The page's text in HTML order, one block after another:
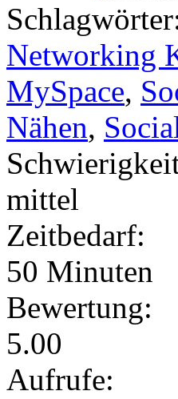
Networking
MySpace,
Nähen,
mittel
Zeitbedarf:
50 Minuten
Bewertung:
5.00
Aufrufe: